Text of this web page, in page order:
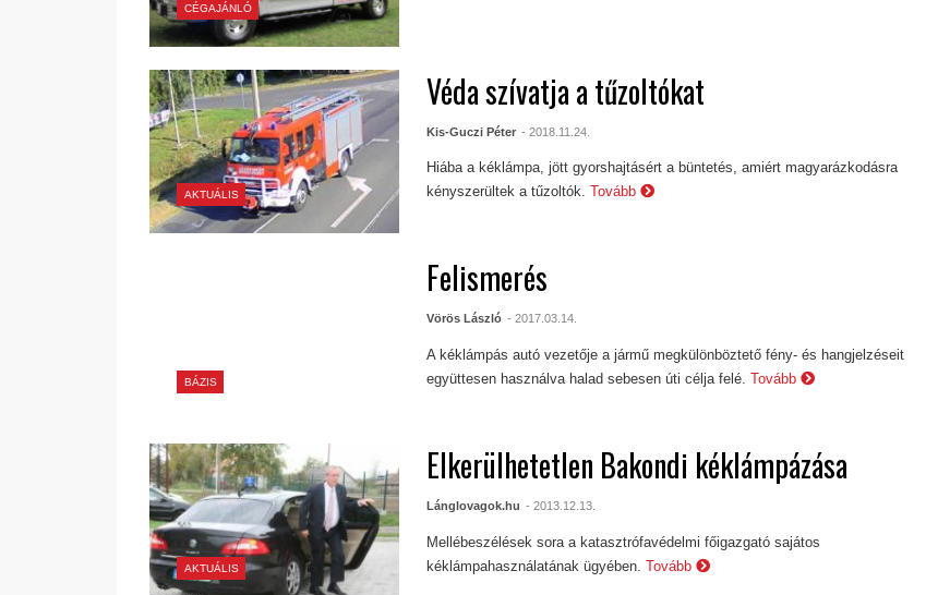
CÉGAJÁNLÓ
AKTUÁLIS
Véda szívatja a tűzoltókat
Kis-Guczi Péter - 2018.11.24.
Hiába a kéklámpa, jött gyorshajtásért a büntetés, amiért magyarázkodásra
kényszerültek a tűzoltók. Tovább
BÁZIS
Felismerés
Vörös László - 2017.03.14.
A kéklámpás autó vezetője a jármű megkülönböztető fény- és hangjelzéseit
együttesen használva halad sebesen úti célja felé. Tovább
AKTUÁLIS
Elkerülhetetlen Bakondi kéklámpázása
Lánglovagok.hu - 2013.12.13.
Mellébeszélések sora a katasztrófavédelmi főigazgató sajátos
kéklámpahasználatának ügyében. Tovább